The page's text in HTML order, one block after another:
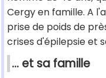
Cergy en famille. A
prise de poids de
crises d'épilepsie et
... et sa famille